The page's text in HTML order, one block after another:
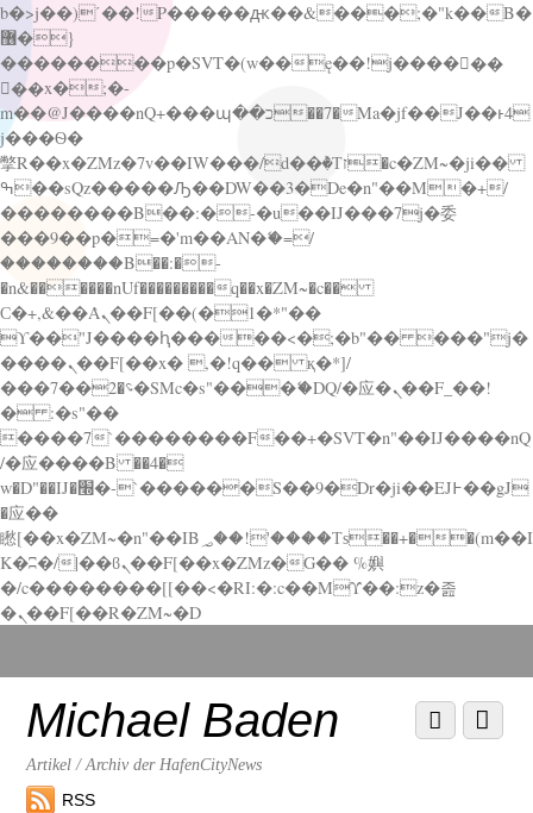
b�>j��)΄��!P�����ԫ��&���;�"k��B�
޶�}
��������p�SVT�(w��ę��!j������
��x�;�-
m��@J����nQ+���պ��כ��7�Ma�jf��J��ͱ4
j���Ѳ�
撆R��x�ZMz�7v��IW���/d��ٞ�Тז�c�ZM~�ji��
ߒ��sQz�����Ԡ��DW��3�De�n"��M�+/
��������B��:�-�u��IJ���7j�委
���9��p�=�'m��AN�ޭ�=/
��������B��:�-
�n&������nUf���������q��x�ZM~�c��
Ϲ�+,&��Ὰܢ��F[��(�1�*"��
ϒ��"J����ԧ�����<�;�b"�� ���"j�
����ܢ��F[��x� ,�!q�� қ�*]/
���؝�2��7�SMc�s"���ޭ�DQ/�应�ܢ��F_��!
� :�s"��
����7`��������F��+�SVT�n"��IJ����nQ
/�应����B ��4�
w�D"��IJ�׭�-`������S��9�Dr�ji��EJ߅��gJ
�应��
矁[��x�ZM~�n"��IB؃��!'����Тѕ��+��(m��I
K�ʭ�/|��ϐܢ��F[��x�ZMz�G�� %嬩
�/c��������[[��<�RI:�:c��MΎ��:z�졾
�ܢ��F[��R�ZM~�D
down
contentMichael Baden
Artikel / Archiv der HafenCityNews
RSS
Menu
Scroll
down